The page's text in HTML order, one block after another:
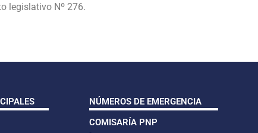
legislativo Nº 276.
NÚMEROS DE EMERGENCIA
COMISARÍA PNP